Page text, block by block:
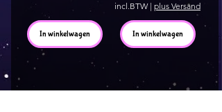
In winkelwagen
incl.BTW | plus Versand
In winkelwagen